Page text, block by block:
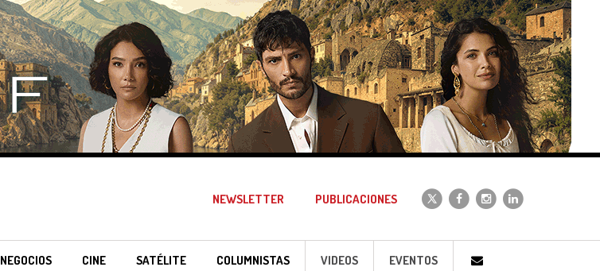
NEWSLETTER PUBLICACIONES
NEGOCIOS CINE SATÉLITE COLUMNISTAS VIDEOS EVENTOS